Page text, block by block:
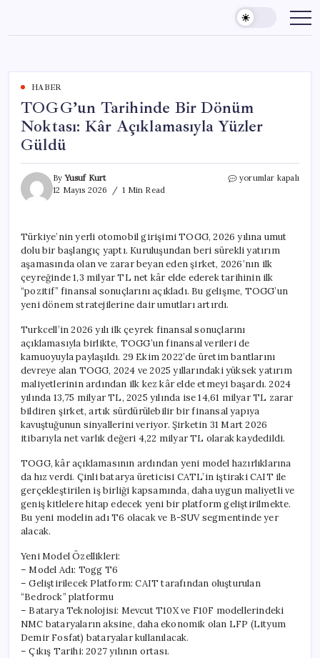
content
HABER
TOGG’un Tarihinde Bir Dönüm
Noktası: Kâr Açıklamasıyla Yüzler
Güldü
ByYusuf Kurt
12 Mayıs 2026
1 Min Read
TOGG’un
Kâr
Açıklamasıyla
Yüzler
Güldü
için
yorumlar kapalı
Türkiye’nin yerli otomobil girişimi TOGG, 2026 yılına umut
dolu bir başlangıç yaptı. Kuruluşundan beri sürekli yatırım
aşamasında olan ve zarar beyan eden şirket, 2026’nın ilk
çeyreğinde 1,3 milyar TL net kâr elde ederek tarihinin ilk
“pozitif” finansal sonuçlarını açıkladı. Bu gelişme, TOGG’un
yeni dönem stratejilerine dair umutları artırdı.
Turkcell’in 2026 yılı ilk çeyrek finansal sonuçlarını
açıklamasıyla birlikte, TOGG’un finansal verileri de
kamuoyuyla paylaşıldı. 29 Ekim 2022’de üretim bantlarını
devreye alan TOGG, 2024 ve 2025 yıllarındaki yüksek yatırım
maliyetlerinin ardından ilk kez kâr elde etmeyi başardı. 2024
yılında 13,75 milyar TL, 2025 yılında ise 14,61 milyar TL zarar
bildiren şirket, artık sürdürülebilir bir finansal yapıya
kavuştuğunun sinyallerini veriyor. Şirketin 31 Mart 2026
itibarıyla net varlık değeri 4,22 milyar TL olarak kaydedildi.
TOGG, kâr açıklamasının ardından yeni model hazırlıklarına
da hız verdi. Çinli batarya üreticisi CATL’in iştiraki CAIT ile
gerçekleştirilen iş birliği kapsamında, daha uygun maliyetli ve
geniş kitlelere hitap edecek yeni bir platform geliştirilmekte.
Bu yeni modelin adı T6 olacak ve B-SUV segmentinde yer
alacak.
Yeni Model Özellikleri:
– Model Adı: Togg T6
– Geliştirilecek Platform: CAIT tarafından oluşturulan
“Bedrock” platformu
– Batarya Teknolojisi: Mevcut T10X ve F10F modellerindeki
NMC bataryaların aksine, daha ekonomik olan LFP (Lityum
Demir Fosfat) bataryalar kullanılacak.
– Çıkış Tarihi: 2027 yılının ortası.